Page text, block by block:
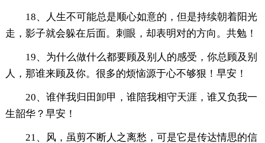
18、人生不可能总是顺心如意的，但是持续朝着阳光
走，影子就会躲在后面。刺眼，却表明对的方向。共勉！
19、为什么做什么都要顾及别人的感受，你总顾及别
人，那谁来顾及你。很多的烦恼源于心不够狠！早安！
20、谁伴我归田卸甲，谁陪我相守天涯，谁又负我一
生韶华？早安！
21、风，虽剪不断人之离愁，可是它是传达情思的信